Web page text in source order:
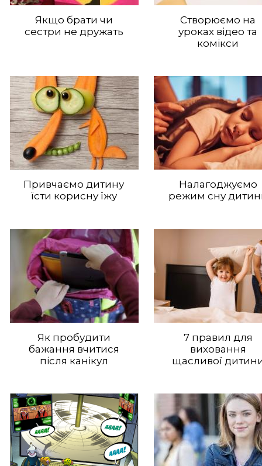
Якщо брати чи
сестри не дружать
Створюємо на
уроках відео та
комікси
Привчаємо дитину
їсти корисну їжу
Налагоджуємо
режим сну
Як пробудити
бажання вчитися
після канікул
7 правил для
виховання
щасливої